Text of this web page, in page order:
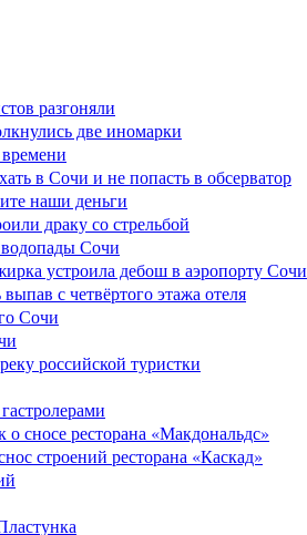
разгоняли
две иномарки
в Сочи и не попасть в обсерватор
наши деньги
драку со стрельбой
Сочи
устроила дебош в аэропорту Сочи
с четвёртого этажа отеля
Сочи
российской туристки
сносе ресторана «Макдональдс»
строений ресторана «Каскад»